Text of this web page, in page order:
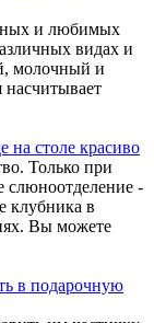
и любимых
видах и
молочный и
на столе красиво
Только при
слюноотделение -
клубника в
Вы можете
в подарочную